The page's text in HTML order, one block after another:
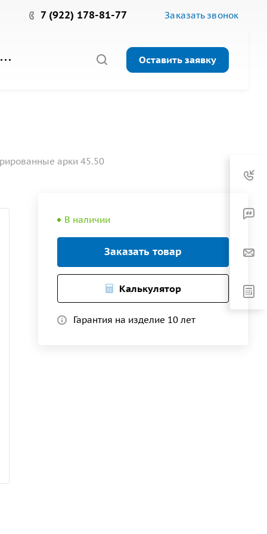
7 (922) 178-81-77 Заказать звонок
Оставить заявку
арки 45.50
В наличии
Заказать товар
Калькулятор
Гарантия на изделие 10 лет